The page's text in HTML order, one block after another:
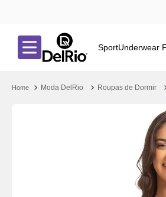
SportUnderwear
Moda DelRio Roupas de Dormir